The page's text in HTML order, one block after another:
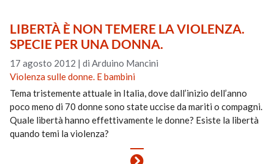
LIBERTÀ È NON TEMERE LA VIOLENZA.
SPECIE PER UNA DONNA.
17 agosto 2012 |di Arduino Mancini
Violenza sulle donne. E bambini
Tema tristemente attuale in Italia, dove dall’inizio dell’anno
poco meno di 70 donne sono state uccise da mariti o compagni.
Quale libertà hanno effettivamente le donne? Esiste la libertà
quando temi la violenza?